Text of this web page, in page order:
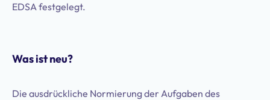
EDSA festgelegt.
Was ist neu?
Die ausdrückliche Normierung der Aufgaben des